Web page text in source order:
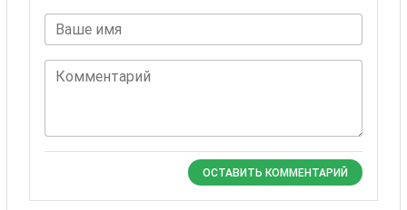
Ваше имя
Комментарий
ОСТАВИТЬ КОММЕНТАРИЙ